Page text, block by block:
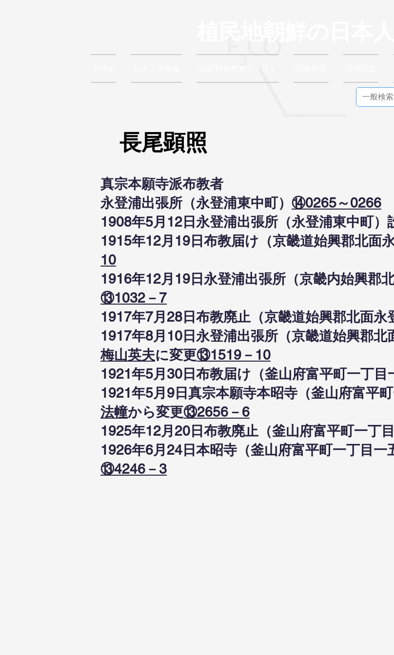
長尾顕照
真宗本願寺派布教者
永登浦出張所（永登浦東中町） ⑭0265～0266
1908年5月12日永登浦出張所（永登浦東中町）
1915年12月19日布教届け（京畿道始興郡北面
10
1916年12月19日永登浦出張所（京畿内始興郡
⑬1032－7
1917年7月28日布教廃止（京畿道始興郡北面永
1917年8月10日永登浦出張所（京畿道始興郡北
梅山英夫に変更⑬1519－10
1921年5月30日布教届け（釜山府富平町一丁目
1921年5月9日真宗本願寺本昭寺（釜山府富平町
法幢から変更⑬2656－6
1925年12月20日布教廃止（釜山府富平町一丁目
1926年6月24日本昭寺（釜山府富平町一丁目一
⑬4246－3